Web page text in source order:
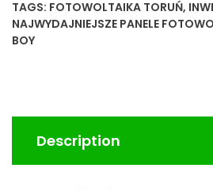
TAGS: FOTOWOLTAIKA TORUŃ,
NAJWYDAJNIEJSZE PANELE
BOY
Description